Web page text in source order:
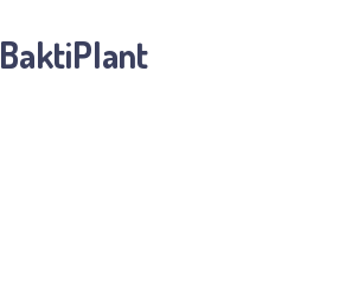
BaktiPlant